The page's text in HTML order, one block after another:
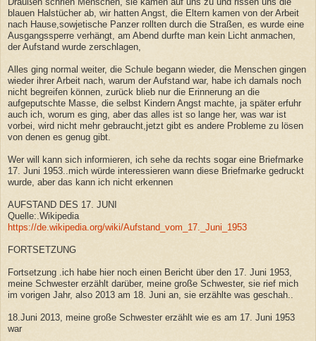
blauen Halstücher ab, wir hatten Angst, die Eltern kamen von der Arbeit
nach Hause,sowjetische Panzer rollten durch die Straßen, es wurde eine
Ausgangssperre verhängt, am Abend durfte man kein Licht anmachen,
der Aufstand wurde zerschlagen,
Alles ging normal weiter, die Schule begann wieder, die Menschen gingen
wieder ihrer Arbeit nach, warum der Aufstand war, habe ich damals noch
nicht begreifen können, zurück blieb nur die Erinnerung an die
aufgeputschte Masse, die selbst Kindern Angst machte, ja später erfuhr
auch ich, worum es ging, aber das alles ist so lange her, was war ist
vorbei, wird nicht mehr gebraucht,jetzt gibt es andere Probleme zu lösen
von denen es genug gibt.
Wer will kann sich informieren, ich sehe da rechts sogar eine Briefmarke
17. Juni 1953..mich würde interessieren wann diese Briefmarke gedruckt
wurde, aber das kann ich nicht erkennen
AUFSTAND DES 17. JUNI
Quelle:.Wikipedia
https://de.wikipedia.org/wiki/Aufstand_vom_17._Juni_1953
FORTSETZUNG
Fortsetzung .ich habe hier noch einen Bericht über den 17. Juni 1953,
meine Schwester erzählt darüber, meine große Schwester, sie rief mich
im vorigen Jahr, also 2013 am 18. Juni an, sie erzählte was geschah..
18.Juni 2013, meine große Schwester erzählt wie es am 17. Juni 1953
war